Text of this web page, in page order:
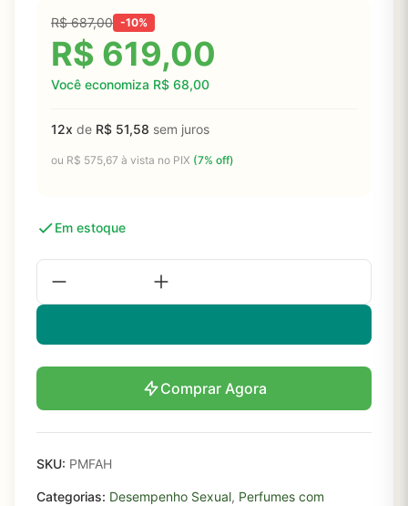
R$687,00 -10%
R$ 619,00
Você economiza R$ 68,00
12x de R$ 51,58 sem juros
ou R$ 575,67 à vista no PIX (7% off)
Em estoque
Comprar Agora
SKU: PMFAH
Categorias: Desempenho Sexual, Perfumes com